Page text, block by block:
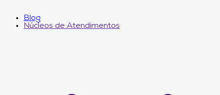
Blog
Núcleos de Atendimentos